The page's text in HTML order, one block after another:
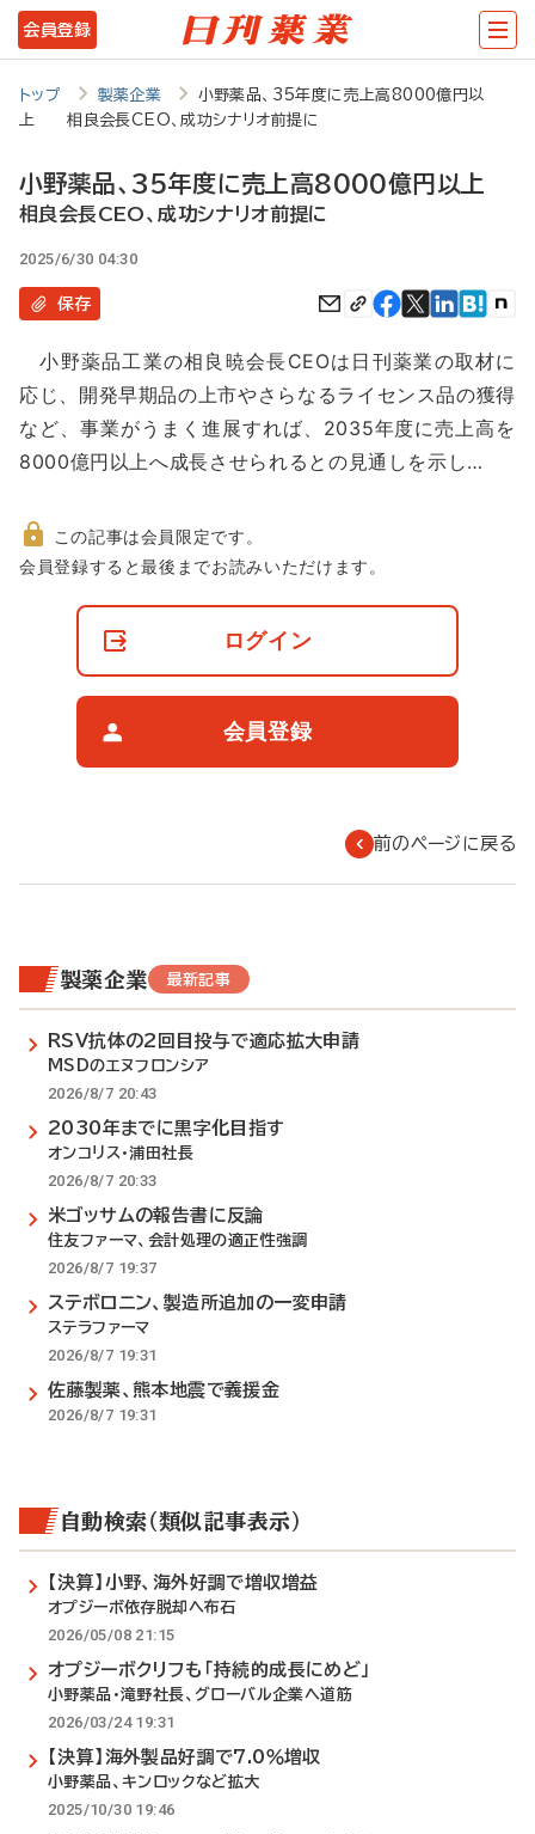
メ
イ
テ
ツ
に
動
会員登録
トップ 製薬企業
小野薬品、35年度に売上高8000億円以
上 相良会長CEO、成功シナリオ前提に
小野薬品、35年度に売上高8000億円以上
相良会長CEO、成功シナリオ前提に
2025/6/30 04:30
保存
小野薬品工業の相良暁会長CEOは日刊薬業の取材に
応じ、開発早期品の上市やさらなるライセンス品の獲得
など、事業がうまく進展すれば、2035年度に売上高を
8000億円以上へ成長させられるとの見通しを示し…
非
この記事は会員限定です。
会員登録すると最後までお読みいただけます。
ログイン
会員登録
前のページに戻る
製薬企業 最新記事
RSV抗体の2回目投与で適応拡大申請
MSDのエヌフロンシア
2026/8/7 20:43
2030年までに黒字化目指す
オンコリス・浦田社長
2026/8/7 20:33
米ゴッサムの報告書に反論
住友ファーマ、会計処理の適正性強調
2026/8/7 19:37
ステボロニン、製造所追加の一変申請
ステラファーマ
2026/8/7 19:31
佐藤製薬、熊本地震で義援金
2026/8/7 19:31
自動検索（類似記事表示）
【決算】小野、海外好調で増収増益
オプジーボ依存脱却へ布石
2026/05/08 21:15
オプジーボクリフも「持続的成長にめど」
小野薬品・滝野社長、グローバル企業へ道筋
2026/03/24 19:31
【決算】海外製品好調で7.0％増収
小野薬品、キンロックなど拡大
2025/10/30 19:46